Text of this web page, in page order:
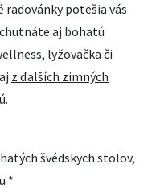
potešia vás
aj bohatú
lyžovačka či
z ďalších zimných
švédskych stolov,
*